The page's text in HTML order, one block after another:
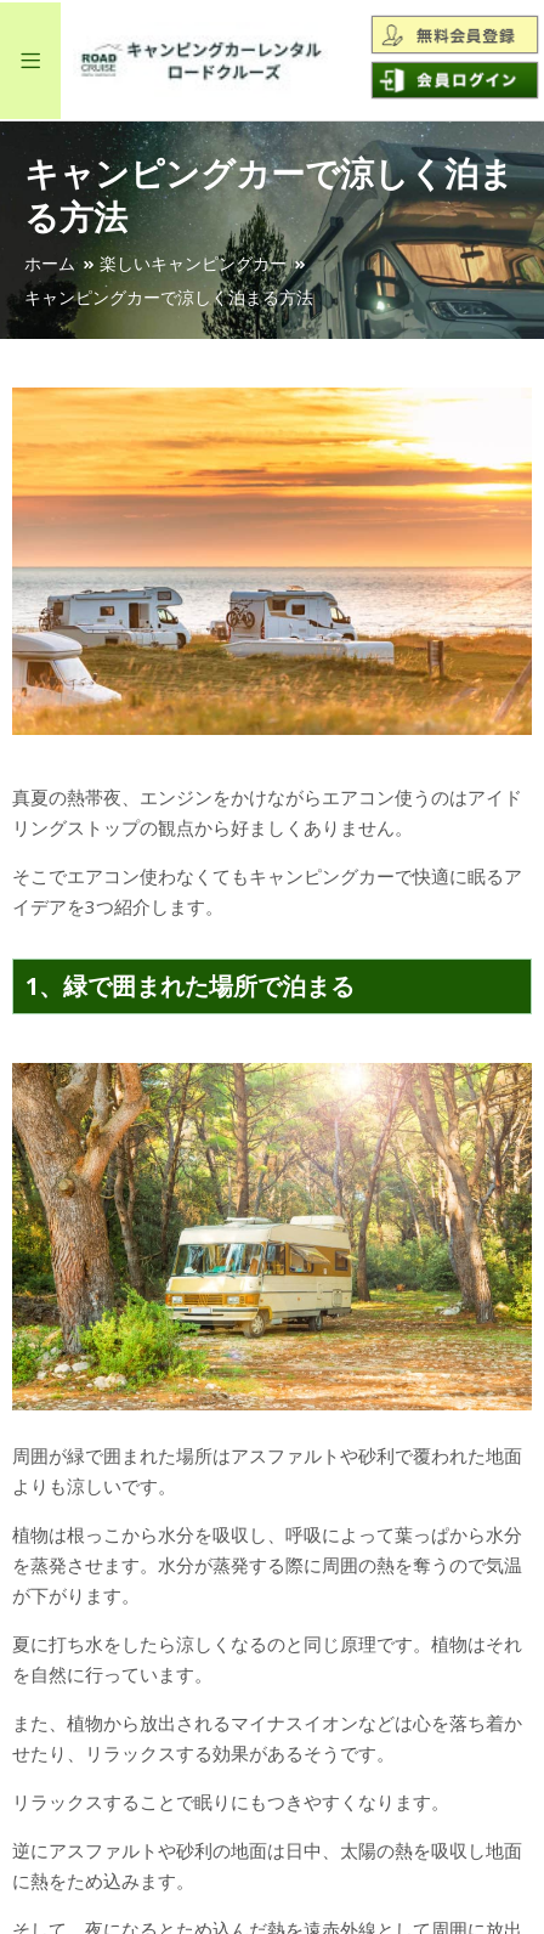
キャンピングカーで涼しく泊ま
る方法
ホーム
楽しいキャンピングカー
キャンピングカーで涼しく泊まる方法
真夏の熱帯夜、エンジンをかけながらエアコン使うのはアイド
リングストップの観点から好ましくありません。
そこでエアコン使わなくてもキャンピングカーで快適に眠るア
イデアを3つ紹介します。
1、緑で囲まれた場所で泊まる
周囲が緑で囲まれた場所はアスファルトや砂利で覆われた地面
よりも涼しいです。
植物は根っこから水分を吸収し、呼吸によって葉っぱから水分
を蒸発させます。水分が蒸発する際に周囲の熱を奪うので気温
が下がります。
夏に打ち水をしたら涼しくなるのと同じ原理です。植物はそれ
を自然に行っています。
また、植物から放出されるマイナスイオンなどは心を落ち着か
せたり、リラックスする効果があるそうです。
リラックスすることで眠りにもつきやすくなります。
逆にアスファルトや砂利の地面は日中、太陽の熱を吸収し地面
に熱をため込みます。
そして、夜になるとため込んだ熱を遠赤外線として周囲に放出